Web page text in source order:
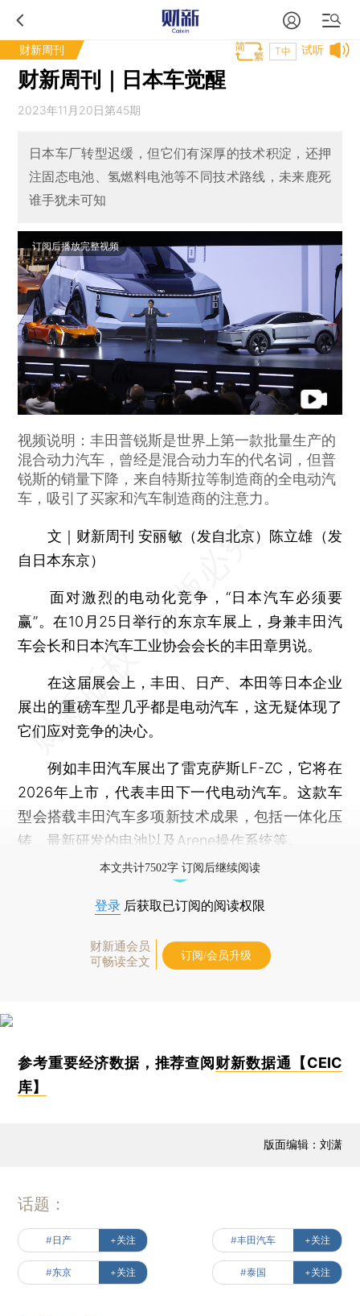
财新周刊 试听
T中
财新周刊｜日本车觉醒
2023年11月20日第45期
日本车厂转型迟缓，但它们有深厚的技术积淀，还押
注固态电池、氢燃料电池等不同技术路线，未来鹿死
谁手犹未可知
订阅后播放完整视频
视频说明：丰田普锐斯是世界上第一款批量生产的
混合动力汽车，曾经是混合动力车的代名词，但普
锐斯的销量下降，来自特斯拉等制造商的全电动汽
车，吸引了买家和汽车制造商的注意力。
文｜财新周刊 安丽敏（发自北京）陈立雄（发
自日本东京）
面对激烈的电动化竞争，“日本汽车必须要
赢”。在10月25日举行的东京车展上，身兼丰田汽
车会长和日本汽车工业协会会长的丰田章男说。
在这届展会上，丰田、日产、本田等日本企业
展出的重磅车型几乎都是电动汽车，这无疑体现了
它们应对竞争的决心。
例如丰田汽车展出了雷克萨斯LF-ZC，它将在
2026年上市，代表丰田下一代电动汽车。这款车
型会搭载丰田汽车多项新技术成果，包括一体化压
铸、最新研发的电池以及Arene操作系统等。
本文共计7502字 订阅后继续阅读
登录 后获取已订阅的阅读权限
财新通会员
可畅读全文
订阅/会员升级
参考重要经济数据，推荐查阅 财新数据通【CEIC
库】
版面编辑：刘潇
话题：
#日产 +关注 #丰田汽车 +关注
#东京 +关注 #泰国 +关注